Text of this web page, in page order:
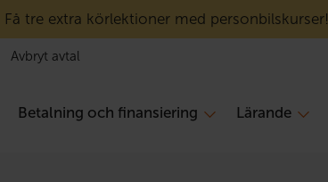
Få tre extra körlektioner med personbilskurser!
Betalning och finansiering Lärande
Avbryt avtal